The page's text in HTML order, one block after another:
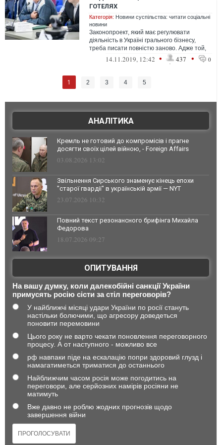
ГОТЕЛЯХ
Категорія: Новини суспільства: читати соціальні
новини
Законопроект, який має регулювати
діяльність в Україні грального бізнесу,
треба писати повністю заново. Адже той,
який сьогодні пропонує Кабмін, має ц...
14.11.2019, 12:42 • 437 • 0
1 2 3 4 5
АНАЛІТИКА
Кремль не готовий до компромісів і прагне
досягти своїх цілей війною, - Foreign Affairs
03.08.2026 13:02
Звільнення Сирського знаменує кінець епохи
"старої гвардії" в українській армії — NYT
23.07.2026 10:32
Повний текст резонансного брифінга Михайла
Федорова
18.07.2026 09:27
ОПИТУВАННЯ
На вашу думку, коли далекобійні санкції України
примусять росію сісти за стіл переговорів?
У найближчі місяці удари України по росії стануть
настільки болючими, що агресору доведеться
поновити перемовини
Цього року не варто чекати поновлення переговорного
процесу. А от наступного - можливо все
рф навпаки піде на ескалацію попри здоровий глузд і
намагатиметься триматися до останнього
Найближчим часом росія може погодитись на
переговори, але серйозних намірів росіяни не
матимуть
Вже давно не роблю жодних прогнозів щодо
завершення війни